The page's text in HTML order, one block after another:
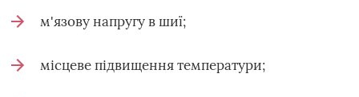
м'язову напругу в шиї;
місцеве підвищення температури;